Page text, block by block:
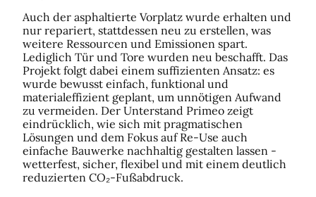
Auch der asphaltierte Vorplatz wurde erhalten und
nur repariert, stattdessen neu zu erstellen, was
weitere Ressourcen und Emissionen spart.
Lediglich Tür und Tore wurden neu beschafft. Das
Projekt folgt dabei einem suffizienten Ansatz: es
wurde bewusst einfach, funktional und
materialeffizient geplant, um unnötigen Aufwand
zu vermeiden. Der Unterstand Primeo zeigt
eindrücklich, wie sich mit pragmatischen
Lösungen und dem Fokus auf Re-Use auch
einfache Bauwerke nachhaltig gestalten lassen -
wetterfest, sicher, flexibel und mit einem deutlich
reduzierten CO₂-Fußabdruck.